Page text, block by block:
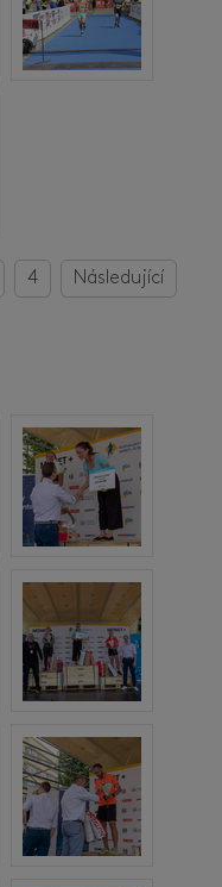
4
Následující